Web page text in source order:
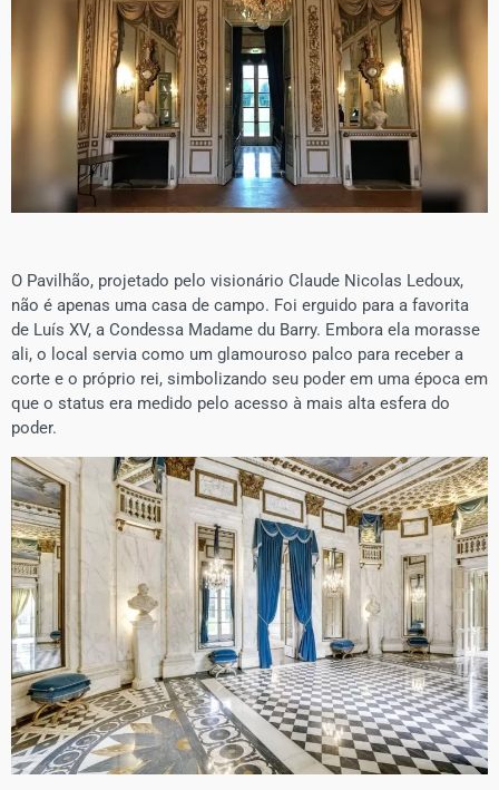
O Pavilhão, projetado pelo visionário Claude Nicolas Ledoux,
não é apenas uma casa de campo. Foi erguido para a favorita
de Luís XV, a Condessa Madame du Barry. Embora ela morasse
ali, o local servia como um glamouroso palco para receber a
corte e o próprio rei, simbolizando seu poder em uma época em
que o status era medido pelo acesso à mais alta esfera do
poder.